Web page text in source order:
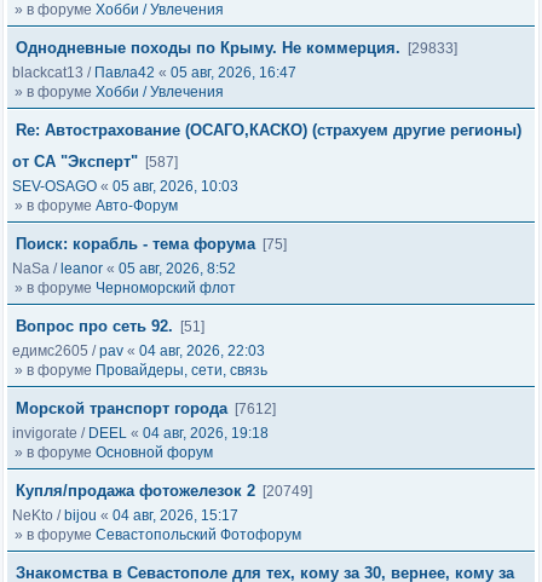
» в форуме Хобби / Увлечения
Однодневные походы по Крыму. Не коммерция.
[29833]
blackcat13 / Павла42 « 05 авг, 2026, 16:47
» в форуме Хобби / Увлечения
Re: Автострахование (ОСАГО,КАСКО) (страхуем другие регионы)
от СА "Эксперт" [587]
SEV-OSAGO « 05 авг, 2026, 10:03
» в форуме Авто-Форум
Поиск: корабль - тема форума [75]
NaSa / leanor « 05 авг, 2026, 8:52
» в форуме Черноморский флот
Вопрос про сеть 92.
[51]
едимс2605 /pav « 04 авг, 2026, 22:03
» в форуме Провайдеры, сети, связь
Морской транспорт города [7612]
invigorate / DEEL « 04 авг, 2026, 19:18
» в форуме Основной форум
Купля/продажа фотожелезок 2 [20749]
NeKto / bijou « 04 авг, 2026, 15:17
» в форуме Севастопольский Фотофорум
Знакомства в Севастополе для тех, кому за 30, вернее, кому за